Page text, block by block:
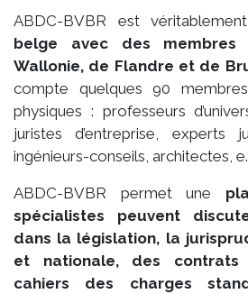
ABDC-BVBR est
belge avec des
Wallonie, de Flandre et de
compte quelques 90
physiques : professeurs
juristes d’entreprise, experts
ingénieurs-conseils, architectes,
ABDC-BVBR permet une
spécialistes peuvent
dans la législation, la
et nationale, des
cahiers des charges